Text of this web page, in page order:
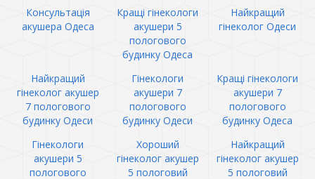
Консультація
акушера Одеса
Кращі гінекологи
акушери 5
пологового
будинку Одеса
Найкращий
гінеколог Одеси
Найкращий
гінеколог акушер
7 пологового
будинку Одеси
Гінекологи
акушери 7
пологового
будинку Одеси
Кращі гінекологи
акушери 7
пологового
будинку Одеса
Гінекологи
акушери 5
пологового
Хороший
гінеколог акушер
5 пологовий
Найкращий
гінеколог акушер
5 пологовий